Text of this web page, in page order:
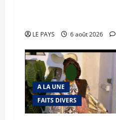
LE PAYS 6 août 2026
A LA UNE
FAITS DIVERS